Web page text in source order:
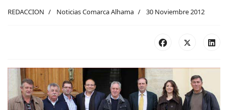
REDACCION Noticias Comarca Alhama 30 Noviembre 2012